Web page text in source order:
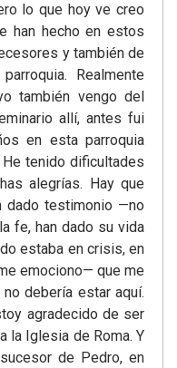
lo que hoy ve creo
han hecho en estos
y también de
Realmente
también vengo del
allí, antes fui
en esta parroquia
tenido dificultades
alegrías. Hay que
dado testimonio —no
fe, han dado su vida
estaba en crisis, en
emociono— que me
debería estar aquí.
agradecido de ser
la Iglesia de Roma. Y
de Pedro, en